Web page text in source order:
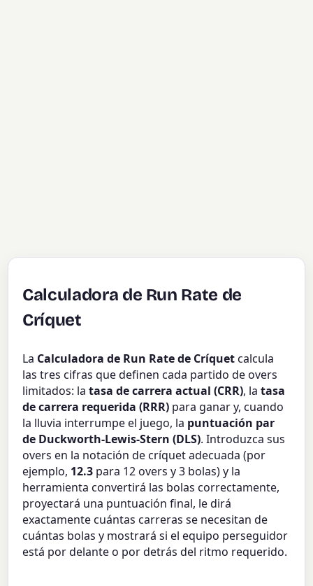
Calculadora de Run Rate de
Críquet
La Calculadora de Run Rate de Críquetcalcula
las tres cifras que definen cada partido de overs
limitados: latasa de carrera actual (CRR), latasa
de carrera requerida (RRR) para ganar y, cuando
la lluvia interrumpe el juego, la puntuación par
de Duckworth-Lewis-Stern (DLS). Introduzca sus
overs en la notación de críquet adecuada (por
ejemplo, 12.3 para 12 overs y 3 bolas) y la
herramienta convertirá las bolas correctamente,
proyectará una puntuación final, le dirá
exactamente cuántas carreras se necesitan de
cuántas bolas y mostrará si el equipo perseguidor
está por delante o por detrás del ritmo requerido.